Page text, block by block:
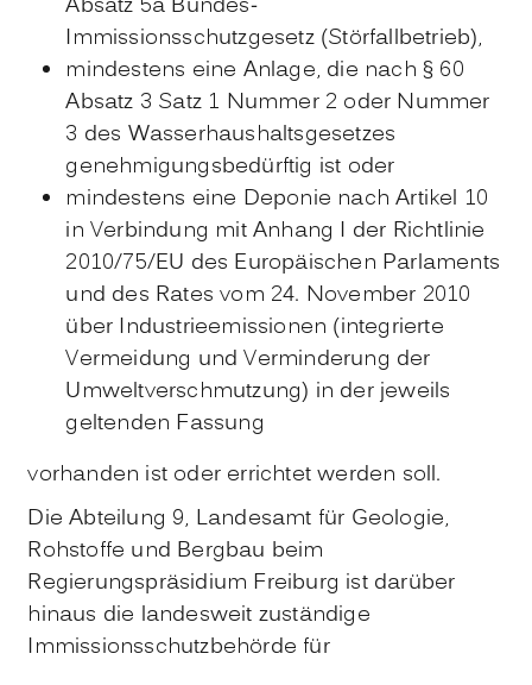
Immissionsschutzgesetz (Störfallbetrieb),
mindestens eine Anlage, die nach § 60
Absatz 3 Satz 1 Nummer 2 oder Nummer
3 des Wasserhaushaltsgesetzes
genehmigungsbedürftig ist oder
mindestens eine Deponie nach Artikel 10
in Verbindung mit Anhang I der Richtlinie
2010/75/EU des Europäischen Parlaments
und des Rates vom 24. November 2010
über Industrieemissionen (integrierte
Vermeidung und Verminderung der
Umweltverschmutzung) in der jeweils
geltenden Fassung
vorhanden ist oder errichtet werden soll.
Die Abteilung 9, Landesamt für Geologie,
Rohstoffe und Bergbau beim
Regierungspräsidium Freiburg ist darüber
hinaus die landesweit zuständige
Immissionsschutzbehörde für